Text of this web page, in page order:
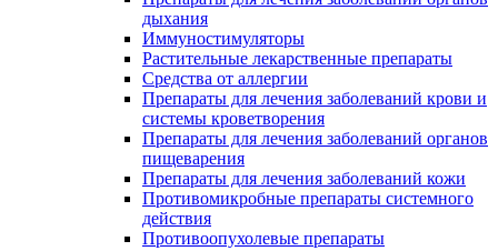
дыхания
Иммуностимуляторы
Растительные лекарственные препараты
Средства от аллергии
Препараты для лечения заболеваний крови и
системы кроветворения
Препараты для лечения заболеваний органов
пищеварения
Препараты для лечения заболеваний кожи
Противомикробные препараты системного
действия
Противоопухолевые препараты